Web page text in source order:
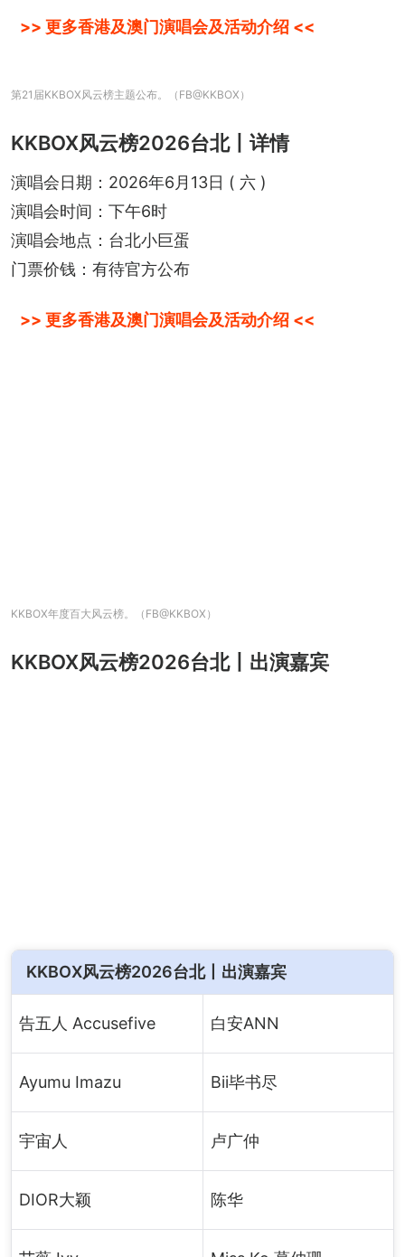
>> 更多香港及澳门演唱会及活动介绍 <<
第21届KKBOX风云榜主题公布。（FB@KKBOX）
KKBOX风云榜2026台北丨详情
演唱会日期：2026年6月13日 ( 六 )
演唱会时间：下午6时
演唱会地点：台北小巨蛋
门票价钱：有待官方公布
>> 更多香港及澳门演唱会及活动介绍 <<
KKBOX年度百大风云榜。（FB@KKBOX）
KKBOX风云榜2026台北丨出演嘉宾
KKBOX风云榜2026台北丨出演嘉宾
告五人 Accusefive 白安ANN
Ayumu Imazu Bii毕书尽
宇宙人 卢广仲
DIOR大颖 陈华